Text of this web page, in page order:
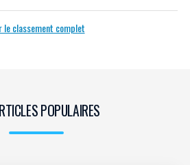
le classement complet
POPULAIRES